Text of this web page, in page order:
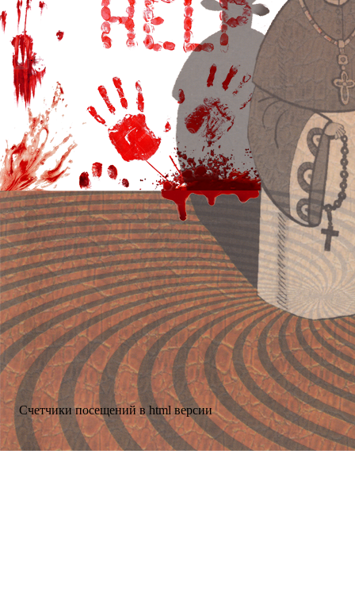
Счетчики посещений в html версии